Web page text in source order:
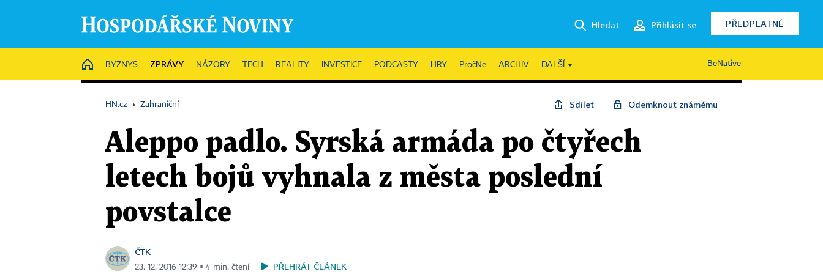
Hledat Přihlásit se PŘEDPLATNÉ
HOME
BYZNYS ZPRÁVY NÁZORY TECH REALITY INVESTICE PODCASTY HRY PročNe ARCHIV DALŠÍ BeNative
HN.cz › Zahraniční Sdílet Odemknout známému
Aleppo padlo. Syrská armáda po čtyřech
letech bojů vyhnala z města poslední
povstalce
ČTK
23. 12. 2016 12:39 ▪ 4 min. čtení PŘEHRÁT ČLÁNEK